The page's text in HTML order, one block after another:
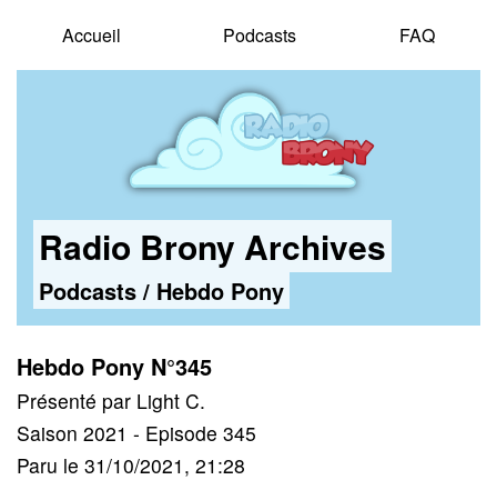
Accueil Podcasts FAQ
Radio Brony Archives
Podcasts/ Hebdo Pony
Hebdo Pony N°345
Présenté par Light C.
Saison 2021 - Episode 345
Paru le 31/10/2021, 21:28